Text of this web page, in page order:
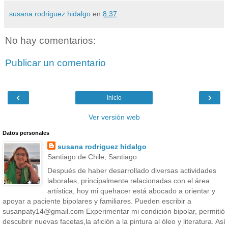
susana rodriguez hidalgo en 8:37
No hay comentarios:
Publicar un comentario
‹ ›
Inicio
Ver versión web
Datos personales
susana rodriguez hidalgo
Santiago de Chile, Santiago
Después de haber desarrollado diversas actividades
laborales, principalmente relacionadas con el área
artística, hoy mi quehacer está abocado a orientar y
apoyar a paciente bipolares y familiares. Pueden escribir a
susanpaty14@gmail.com Experimentar mi condición bipolar, permitió
descubrir nuevas facetas,la afición a la pintura al óleo y literatura. Así